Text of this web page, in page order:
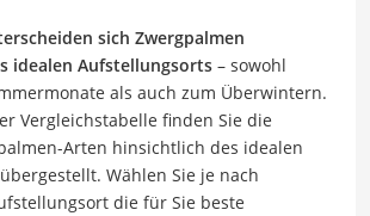
sich Zwergpalmen
idealen Aufstellungsorts – sowohl
als auch zum Überwintern.
Vergleichstabelle finden Sie die
Arten hinsichtlich des idealen
Wählen Sie je nach
die für Sie beste